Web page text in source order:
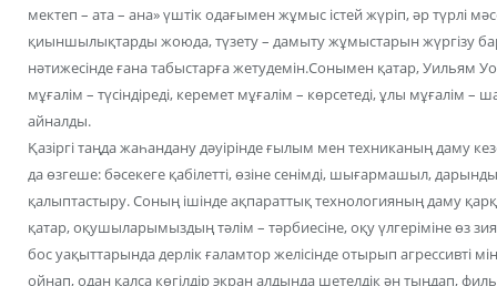
мектеп – ата – ана» үштік одағымен жұмыс істей жүріп, әр түрлі
қиыншылықтарды жоюда, түзету – дамыту жұмыстарын жүргізу
нәтижесінде ғана табыстарға жетудемін.Сонымен қатар, Уильям
мұғалім – түсіндіреді, керемет мұғалім – көрсетеді, ұлы мұғалім –
айналды.
Қазіргі таңда жаһандану дәуірінде ғылым мен техниканың даму
да өзгеше: бәсекеге қабілетті, өзіне сенімді, шығармашыл,
қалыптастыру. Соның ішінде ақпараттық технологияның даму
қатар, оқушыларымыздың тәлім – тәрбиесіне, оқу үлгеріміне өз
бос уақыттарында дерлік ғаламтор желісінде отырып агрессивті
ойнап, одан қалса көгілдір экран алдында шетелдік ән тыңдап,